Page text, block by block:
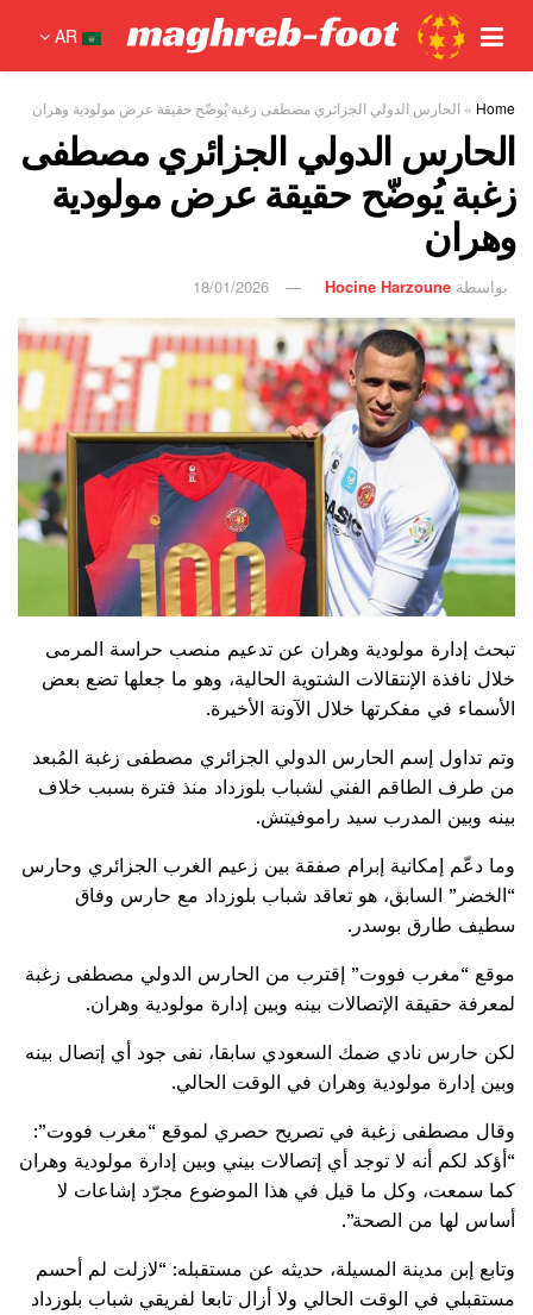
AR
Home
» الحارس الدولي الجزائري مصطفى زغبة يُوضّح حقيقة عرض مولودية وهران
الحارس الدولي الجزائري مصطفى
زغبة يُوضّح حقيقة عرض مولودية
وهران
بواسطة Hocine Harzoune
18/01/2026
تبحث إدارة مولودية وهران عن تدعيم منصب حراسة المرمى
خلال نافذة الإنتقالات الشتوية الحالية، وهو ما جعلها تضع بعض
الأسماء في مفكرتها خلال الآونة الأخيرة.
وتم تداول إسم الحارس الدولي الجزائري مصطفى زغبة المُبعد
من طرف الطاقم الفني لشباب بلوزداد منذ فترة بسبب خلاف
بينه وبين المدرب سيد راموفيتش.
وما دعّم إمكانية إبرام صفقة بين زعيم الغرب الجزائري وحارس
“الخضر” السابق، هو تعاقد شباب بلوزداد مع حارس وفاق
سطيف طارق بوسدر.
موقع “مغرب فووت” إقترب من الحارس الدولي مصطفى زغبة
لمعرفة حقيقة الإتصالات بينه وبين إدارة مولودية وهران.
لكن حارس نادي ضمك السعودي سابقا، نفى جود أي إتصال بينه
وبين إدارة مولودية وهران في الوقت الحالي.
وقال مصطفى زغبة في تصريح حصري لموقع “مغرب فووت”:
“أؤكد لكم أنه لا توجد أي إتصالات بيني وبين إدارة مولودية وهران
كما سمعت، وكل ما قيل في هذا الموضوع مجرّد إشاعات لا
أساس لها من الصحة”.
وتابع إبن مدينة المسيلة، حديثه عن مستقبله: “لازلت لم أحسم
مستقبلي في الوقت الحالي ولا أزال تابعا لفريقي شباب بلوزداد